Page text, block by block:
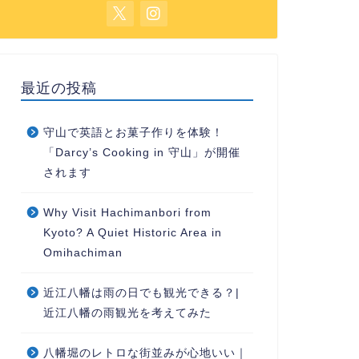
最近の投稿
守山で英語とお菓子作りを体験！
「Darcy’s Cooking in 守山」が開催
されます
Why Visit Hachimanbori from
Kyoto? A Quiet Historic Area in
Omihachiman
近江八幡は雨の日でも観光できる？|
近江八幡の雨観光を考えてみた
八幡堀のレトロな街並みが心地いい｜